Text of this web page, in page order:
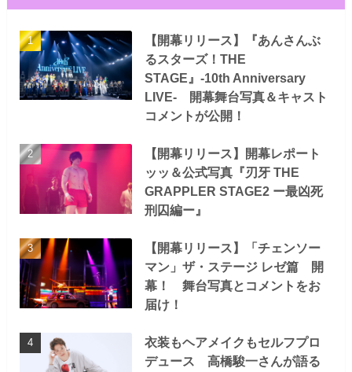
【開幕リリース】『あんさんぶ
るスターズ！THE
STAGE』-10th Anniversary
LIVE- 開幕舞台写真＆キャスト
コメントが公開！
【開幕リリース】開幕レポート
ッッ＆公式写真『刃牙 THE
GRAPPLER STAGE2 ー最凶死
刑囚編ー』
【開幕リリース】「チェンソー
マン」ザ・ステージ レゼ篇 開
幕！ 舞台写真とコメントをお
届け！
衣装もヘアメイクもセルフプロ
デュース 高橋駿一さんが語る